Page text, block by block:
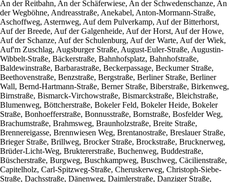
An der Reitbahn, An der Schäferwiese, An der Schwedenschanze, An
der Wegböhne, Andreasstraße, Anekabel, Anton-Mormann-Straße,
Aschoffweg, Asternweg, Auf dem Pulverkamp, Auf der Bitterhorst,
Auf der Breede, Auf der Galgenheide, Auf der Horst, Auf der Howe,
Auf der Schanze, Auf der Schulenburg, Auf der Warte, Auf der Wiek,
Auf'm Zuschlag, Augsburger Straße, August-Euler-Straße, Augustin-
Wibbelt-Straße, Bäckerstraße, Bahnhofsplatz, Bahnhofstraße,
Baldewinstraße, Barbarastraße, Beckerpassage, Beckumer Straße,
Beethovenstraße, Benzstraße, Bergstraße, Berliner Straße, Berliner
Wall, Bernd-Hartmann-Straße, Berner Straße, Biberstraße, Birkenweg,
Birnstraße, Bismarck-Virchowstraße, Bismarckstraße, Bleichstraße,
Blumenweg, Böttcherstraße, Bokeler Feld, Bokeler Heide, Bokeler
Straße, Bonhoefferstraße, Bonnusstraße, Bornstraße, Bosfelder Weg,
Brachumstraße, Brahmsweg, Braunholzstraße, Breite Straße,
Brennereigasse, Brennwiesen Weg, Brentanostraße, Breslauer Straße,
Brieger Straße, Brillweg, Brocker Straße, Brockstraße, Brucknerweg,
Brüder-Licht-Weg, Bruktererstraße, Buchenweg, Buddestraße,
Büscherstraße, Burgweg, Buschkampweg, Buschweg, Cäcilienstraße,
Capitelholz, Carl-Spitzweg-Straße, Cheruskerweg, Christoph-Siebe-
Straße, Dachsstraße, Dänenweg, Daimlerstraße, Danziger Straße,